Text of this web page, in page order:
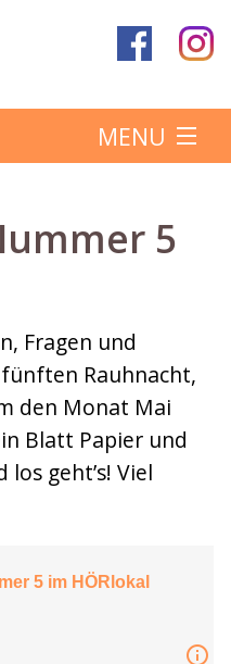
MENU
5
Fragen und
Rauhnacht,
den Monat Mai
Blatt Papier und
geht’s! Viel